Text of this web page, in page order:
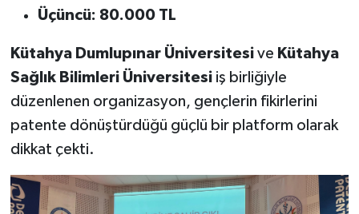
Üçüncü: 80.000 TL
Kütahya Dumlupınar Üniversitesive Kütahya
Sağlık Bilimleri Üniversitesiiş birliğiyle
düzenlenen organizasyon, gençlerin fikirlerini
patente dönüştürdüğü güçlü bir platform olarak
dikkat çekti.